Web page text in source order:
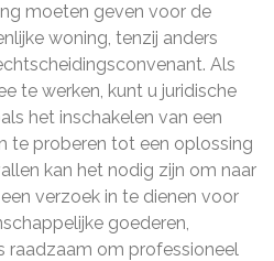
moeten geven voor de
woning, tenzij anders
Als
te werken, kunt u juridische
het inschakelen van een
te proberen tot een oplossing
kan het nodig zijn om naar
verzoek in te dienen voor
goederen,
raadzaam om professioneel